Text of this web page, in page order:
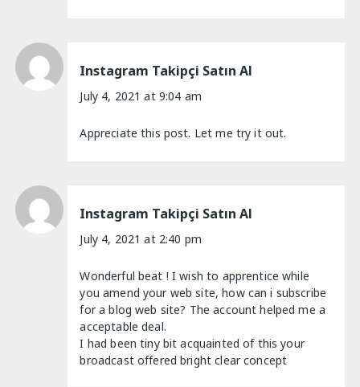
Instagram Takipçi Satın Al
July 4, 2021 at 9:04 am
Appreciate this post. Let me try it out.
Instagram Takipçi Satın Al
July 4, 2021 at 2:40 pm
Wonderful beat ! I wish to apprentice while
you amend your web site, how can i subscribe
for a blog web site? The account helped me a
acceptable deal.
I had been tiny bit acquainted of this your
broadcast offered bright clear concept